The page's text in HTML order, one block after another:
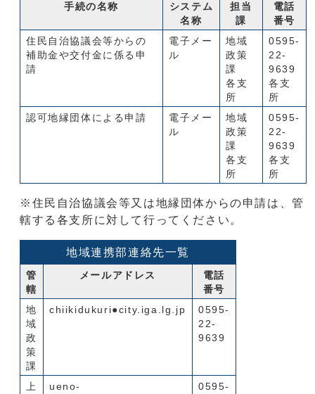
手続の名称
システム
名称
担当
課
電話
番号
住民自治協議会等からの
補助金や交付金に係る申
請
電子メー
ル
地域
政策
課
各支
所
0595-
22-
9639
各支
所
認可地縁団体による申請
電子メー
ル
地域
政策
課
各支
所
0595-
22-
9639
各支
所
※住民自治協議会等又は地縁団体からの申請は、管
轄する各支所に対して行ってください。
地域連携部連絡先一覧
管
轄
メールアドレス
電話
番号
地
域
政
策
課
chiikidukuri●city.iga.lg.jp
0595-
22-
9639
上
ueno-
0595-